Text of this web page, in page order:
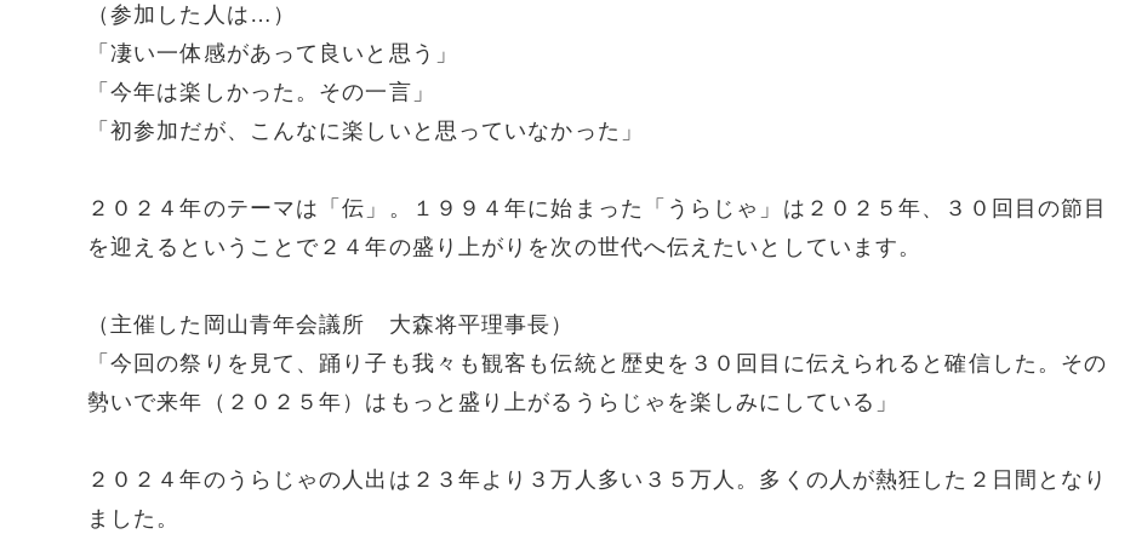
（参加した人は…）
「凄い一体感があって良いと思う」
「今年は楽しかった。その一言」
「初参加だが、こんなに楽しいと思っていなかった」
２０２４年のテーマは「伝」。１９９４年に始まった「うらじゃ」は２０２５年、３０回目の節目
を迎えるということで２４年の盛り上がりを次の世代へ伝えたいとしています。
（主催した岡山青年会議所 大森将平理事長）
「今回の祭りを見て、踊り子も我々も観客も伝統と歴史を３０回目に伝えられると確信した。その
勢いで来年（２０２５年）はもっと盛り上がるうらじゃを楽しみにしている」
２０２４年のうらじゃの人出は２３年より３万人多い３５万人。多くの人が熱狂した２日間となり
ました。